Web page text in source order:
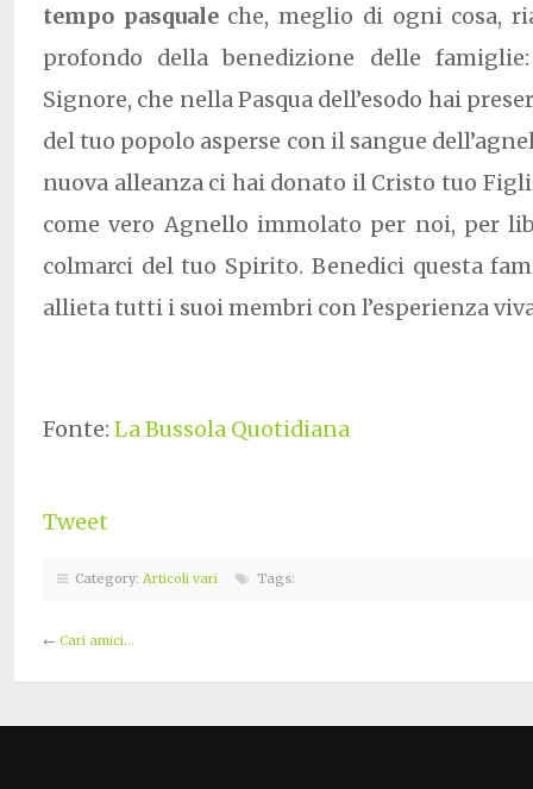
tempo pasquale che, meglio di ogni cosa,
profondo della benedizione delle
Signore, che nella Pasqua dell’esodo hai
del tuo popolo asperse con il sangue
nuova alleanza ci hai donato il Cristo tuo
come vero Agnello immolato per noi, per
colmarci del tuo Spirito. Benedici questa
allieta tutti i suoi membri con l’esperienza
Fonte: La Bussola Quotidiana
Tweet
Category: Articoli vari Tags:
← Cari amici…